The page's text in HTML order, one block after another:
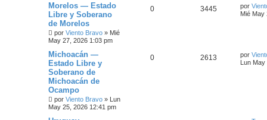
Morelos — Estado
Libre y Soberano
de Morelos
por Viento Bravo » Mié
May 27, 2026 1:03 pm
0 3445 por
Mié May
Michoacán —
Estado Libre y
Soberano de
Michoacán de
Ocampo
por Viento Bravo » Lun
May 25, 2026 12:41 pm
0 2613 por
Lun May